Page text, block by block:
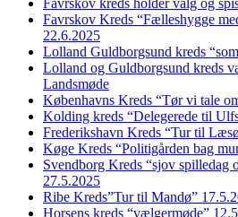
Favrskov Kreds “Fælleshygge
22.6.2025
Lolland Guldborgsund kreds
Lolland og Guldborgsund kreds
Landsmøde
Københavns Kreds “Tør vi tale
Kolding kreds “Delegerede til
Frederikshavn Kreds “Tur til
Køge Kreds “Politigården bag
Svendborg Kreds “sjov spilledag
27.5.2025
Ribe Kreds”Tur til Mandø”
Horsens kreds “vælgermøde”